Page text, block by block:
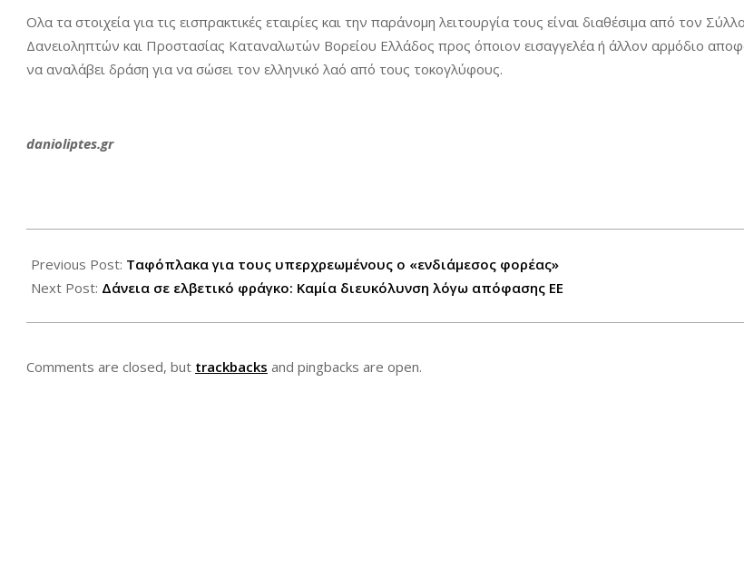
Ολα τα στοιχεία για τις εισπρακτικές εταιρίες και την παράνομη λειτουργία τους είναι διαθέσιμα από τον
Δανειοληπτών και Προστασίας Καταναλωτών Βορείου Ελλάδος προς όποιον εισαγγελέα ή άλλον αρμόδιο
να αναλάβει δράση για να σώσει τον ελληνικό λαό από τους τοκογλύφους.
danioliptes.gr
02-
10
Previous Post: Ταφόπλακα για τους υπερχρεωμένους ο «ενδιάμεσος φορέας»
Next Post: Δάνεια σε ελβετικό φράγκο: Καμία διευκόλυνση λόγω απόφασης ΕΕ
Comments are closed, but trackbacks and pingbacks are open.